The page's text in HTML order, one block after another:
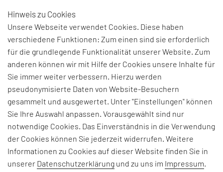
OPERATIONS-PROZESSE
DER CHEMIEINDUSTRIE
ZUKUNFTSSICHER
GESTALTEN
Hinweis zu Cookies
Unsere Webseite verwendet Cookies. Diese haben
verschiedene Funktionen: Zum einen sind sie erforderlich
für die grundlegende Funktionalität unserer Website. Zum
anderen können wir mit Hilfe der Cookies unsere Inhalte für
Sie immer weiter verbessern. Hierzu werden
pseudonymisierte Daten von Website-Besuchern
gesammelt und ausgewertet. Unter "Einstellungen" können
Sie Ihre Auswahl anpassen. Vorausgewählt sind nur
notwendige Cookies. Das Einverständnis in die Verwendung
der Cookies können Sie jederzeit widerrufen. Weitere
Informationen zu Cookies auf dieser Website finden Sie in
unserer Datenschutzerklärung und zu uns im Impressum.